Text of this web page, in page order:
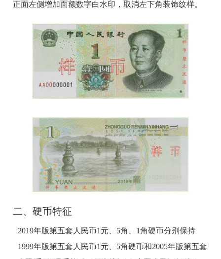
正面左侧增加面额数字白水印，取消左下角装饰纹样。
二、硬币特征
2019年版第五套人民币1元、5角、1角硬币分别保持
1999年版第五套人民币1元、5角硬币和2005年版第五套